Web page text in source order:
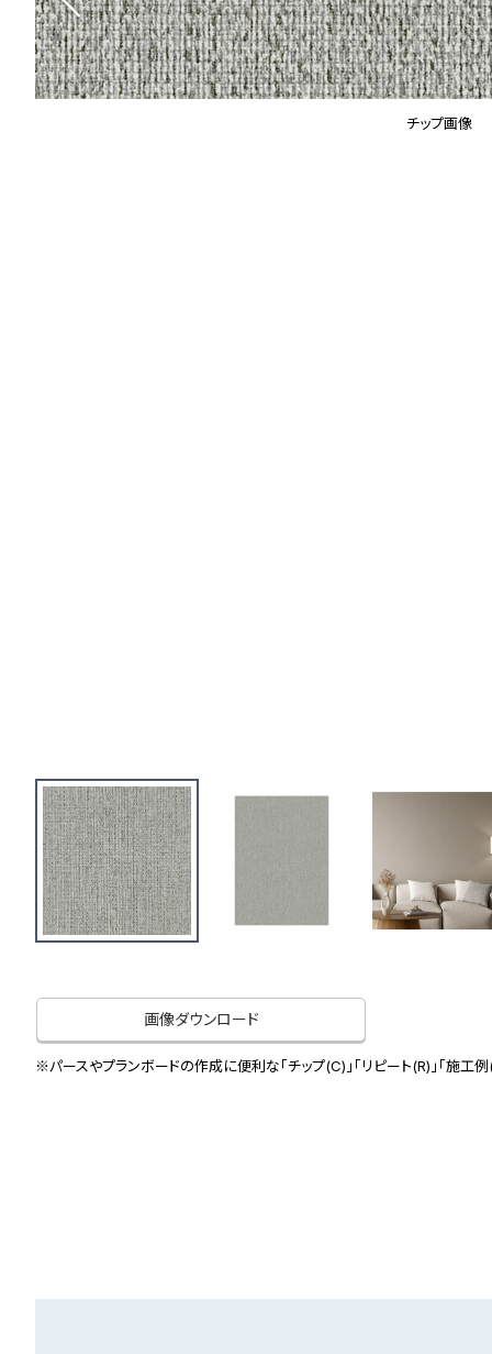
チップ画像
画像ダウンロード
※パースやプランボードの作成に便利な「チップ(C)」「リピート(R)」「施工